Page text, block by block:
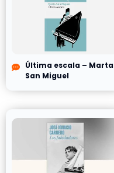
Última escala – Marta
San Miguel